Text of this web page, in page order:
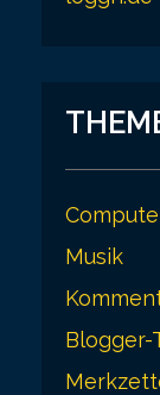
Musik
Blogger-